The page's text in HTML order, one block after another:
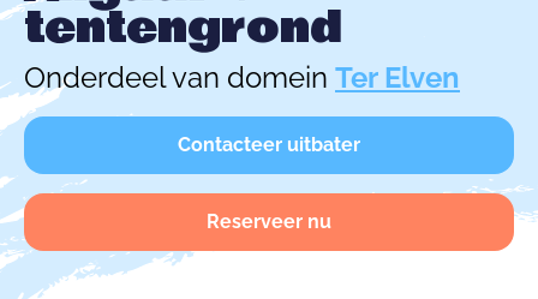
tentengrond
Onderdeel van domein Ter Elven
Contacteer uitbater
Reserveer nu